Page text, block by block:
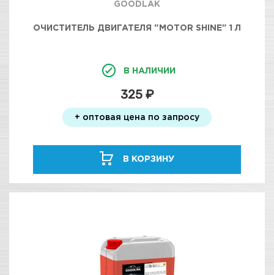
GOODLAK
ОЧИСТИТЕЛЬ ДВИГАТЕЛЯ "MOTOR SHINE" 1 Л
В НАЛИЧИИ
325 ₽
+ оптовая цена по запросу
В КОРЗИНУ